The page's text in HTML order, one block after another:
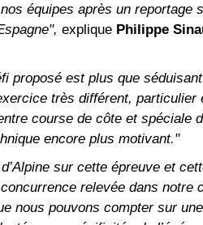
équipes après un reportage
explique Philippe
proposé est plus que
très différent,
course de côte et spéciale
encore plus motivant."
sur cette épreuve et
relevée dans notre
nous pouvons compter sur